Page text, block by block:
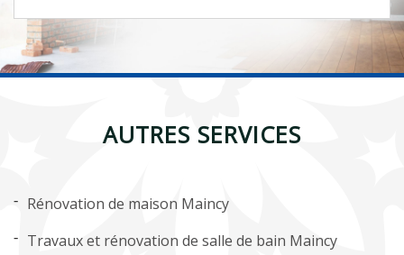
AUTRES SERVICES
Rénovation de maison Maincy
Travaux et rénovation de salle de bain Maincy